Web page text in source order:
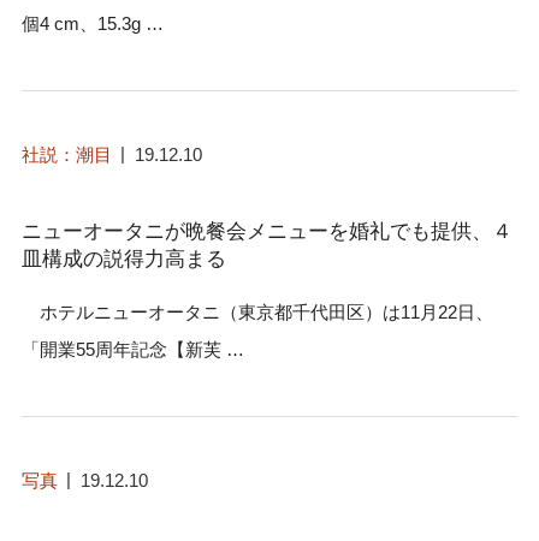
個4 cm、15.3g …
社説：潮目 19.12.10
ニューオータニが晩餐会メニューを婚礼でも提供、４
皿構成の説得力高まる
ホテルニューオータニ（東京都千代田区）は11月22日、
「開業55周年記念【新芙 …
写真 19.12.10